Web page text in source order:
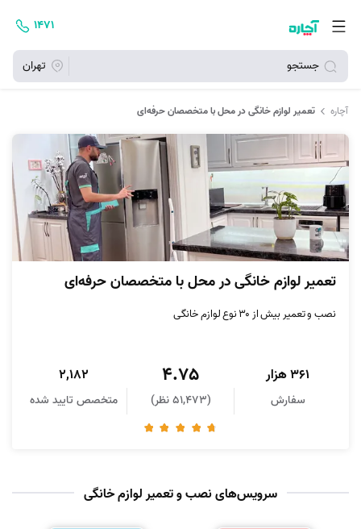
جستجو تهران
۱۴۷۱
آچاره تعمیر لوازم خانگی در محل با متخصصان حرفه‌ای
تعمیر لوازم خانگی در محل با متخصصان حرفه‌ای
نصب و تعمیر بیش از ۳۰ نوع لوازم خانگی
361 هزار
سفارش
4.75
(51,473 نظر)
2,182
متخصص تایید شده
سرویس‌های نصب و تعمیر لوازم خانگی